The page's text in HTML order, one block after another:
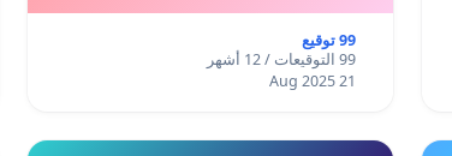
99 توقيع
99 التوقيعات / 12 أشهر
21 Aug 2025